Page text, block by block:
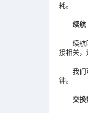
耗。
续航
续航
接相关，
我们
钟。
交换